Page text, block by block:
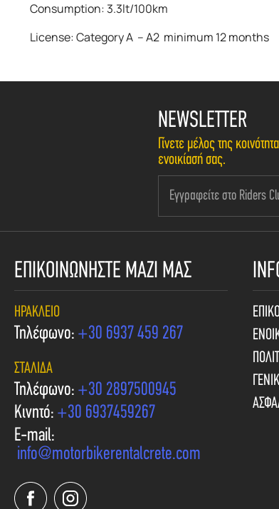
Consumption: 3.3lt/100km
License: Category A – A2 minimum 12 months
NEWSLETTER
Γίνετε μέλος της
ενοικίασή σας.
ΕΠΙΚΟΙΝΩΝΗΣΤΕ ΜΑΖΙ ΜΑΣ
ΗΡΆΚΛΕΙΟ
Τηλέφωνο: +30 6937 459 267
ΣΤΑΛΊΔΑ
Τηλέφωνο: +30 2897500945
Κινητό: +30 6937459267
E-mail:
info@motorbikerentalcrete.com